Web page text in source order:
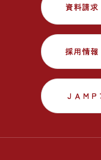
資料請求
資料請求
採用情報
採用情報
ＪＡＭ
ＪＡＭ